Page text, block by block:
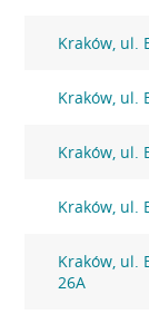
Kraków, ul.
Kraków, ul.
Kraków, ul.
Kraków, ul.
Kraków, ul.
26A